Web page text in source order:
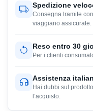
Spedizione
Consegna tramite
viaggiano assicurate.
Reso entro 30
Per i clienti
Assistenza
Hai dubbi sul
l’acquisto.